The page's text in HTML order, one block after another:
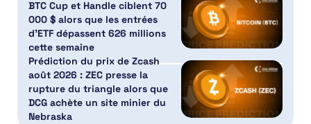
BTC Cup et Handle ciblent 70
000 $ alors que les entrées
d’ETF dépassent 626 millions
cette semaine
Prédiction du prix de Zcash
août 2026 : ZEC presse la
rupture du triangle alors que
DCG achète un site minier du
Nebraska